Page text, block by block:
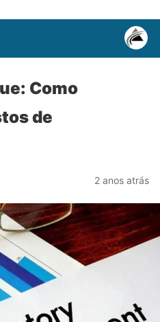
Como
de
2 anos atrás